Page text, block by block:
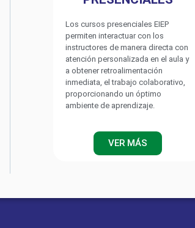
Los cursos presenciales EIEP
permiten interactuar con los
instructores de manera directa con
atención personalizada en el aula y
a obtener retroalimentación
inmediata, el trabajo colaborativo,
proporcionando un óptimo
ambiente de aprendizaje.
VER MÁS
de Redes
DE MI 2893
una
resolver